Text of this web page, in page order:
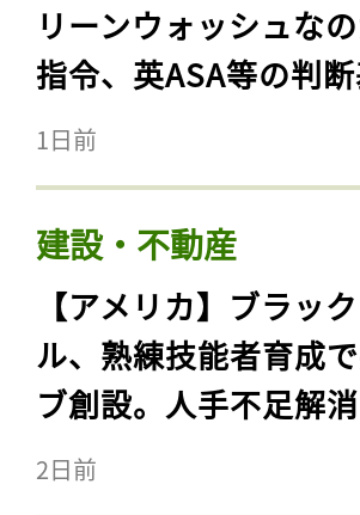
リーンウォッシュな
指令、英ASA等の判
1日前
建設・不動産
【アメリカ】ブラッ
ル、熟練技能者育成
ブ創設。人手不足解消
2日前